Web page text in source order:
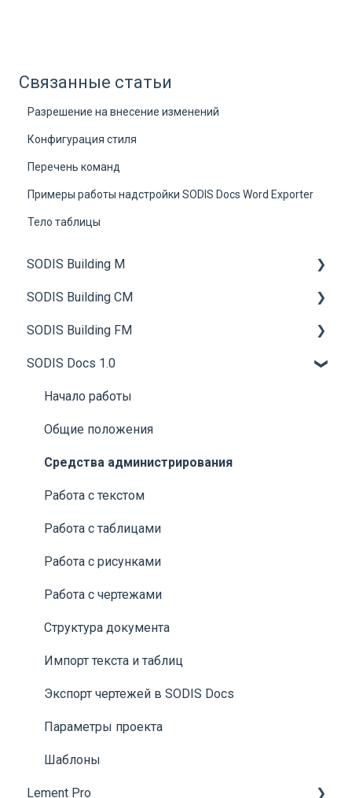
Связанные статьи
Разрешение на внесение изменений
Конфигурация стиля
Перечень команд
Примеры работы надстройки SODIS Docs Word Exporter
Тело таблицы
SODIS Building M
Общие сведения
Установка и запуск АРМ Диспетчера
Общее описание пользовательского
SODIS Building CM
Общие сведения
Работа с технической документацией
Управление строительством
Материально-техническое обеспечение
Строительный контроль
Администрирование
SODIS Building FM
Общие сведения
Инженерные системы и оборудование
График планово-предупредительного
оборудованию
Материально-техническое обеспечение (МТО)
Работа с BIM-моделью
SODIS Docs 1.0
Начало работы
Общие положения
Средства администрирования
Работа с текстом
Работа с таблицами
Работа с рисунками
Работа с чертежами
Структура документа
Импорт текста и таблиц
Экспорт чертежей в SODIS Docs
Параметры проекта
Шаблоны
Lement Pro